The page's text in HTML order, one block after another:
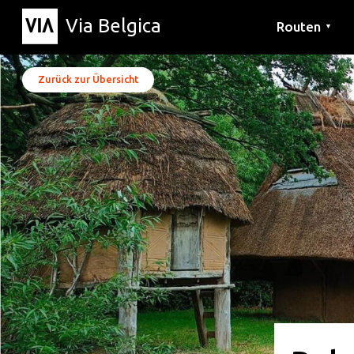
Via Belgica Routen ▼
Zurück zur Übersicht